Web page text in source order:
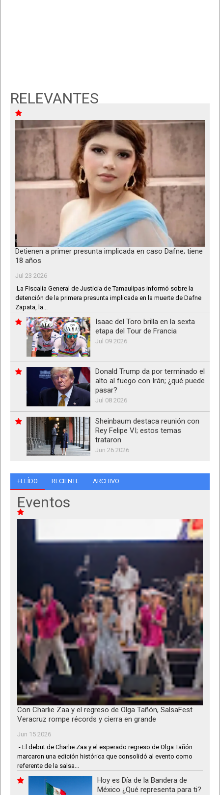
RELEVANTES
Detienen a primer presunta implicada en caso Dafne; tiene
18 años
Jul 23 2026
La Fiscalía General de Justicia de Tamaulipas informó sobre la
detención de la primera presunta implicada en la muerte de Dafne
Zapata, la...
Isaac del Toro brilla en la sexta
etapa del Tour de Francia
Jul 09 2026
Donald Trump da por terminado el
alto al fuego con Irán; ¿qué puede
pasar?
Jul 08 2026
Sheinbaum destaca reunión con
Rey Felipe VI; estos temas
trataron
Jun 26 2026
+LEÍDO RECIENTE ARCHIVO
Eventos
Con Charlie Zaa y el regreso de Olga Tañón, SalsaFest
Veracruz rompe récords y cierra en grande
Jun 15 2026
- El debut de Charlie Zaa y el esperado regreso de Olga Tañón
marcaron una edición histórica que consolidó al evento como
referente de la salsa...
Hoy es Día de la Bandera de
México ¿Qué representa para ti?